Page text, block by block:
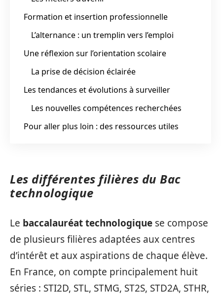
Formation et insertion professionnelle
L’alternance : un tremplin vers l’emploi
Une réflexion sur l’orientation scolaire
La prise de décision éclairée
Les tendances et évolutions à surveiller
Les nouvelles compétences recherchées
Pour aller plus loin : des ressources utiles
Les différentes filières du Bac
technologique
Le baccalauréat technologique se compose
de plusieurs filières adaptées aux centres
d’intérêt et aux aspirations de chaque élève.
En France, on compte principalement huit
séries : STI2D, STL, STMG, ST2S, STD2A, STHR,